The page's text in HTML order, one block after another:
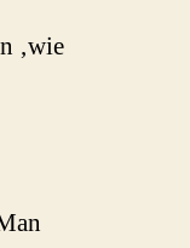
‚wie